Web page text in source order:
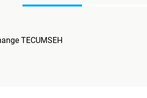
TECUMSEH